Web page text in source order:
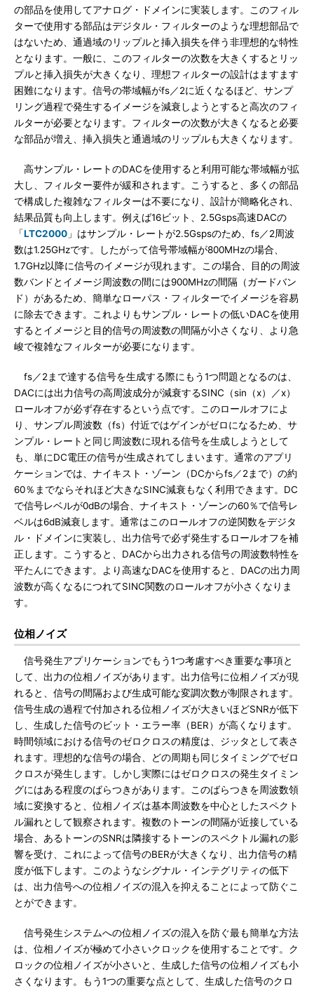
の部品を使用してアナログ・ドメインに実装します。このフィル
ターで使用する部品はデジタル・フィルターのような理想部品で
はないため、通過域のリップルと挿入損失を伴う非理想的な特性
となります。一般に、このフィルターの次数を大きくするとリッ
プルと挿入損失が大きくなり、理想フィルターの設計はますます
困難になります。信号の帯域幅がfs／2に近くなるほど、サンプ
リング過程で発生するイメージを減衰しようとすると高次のフィ
ルターが必要となります。フィルターの次数が大きくなると必要
な部品が増え、挿入損失と通過域のリップルも大きくなります。
高サンプル・レートのDACを使用すると利用可能な帯域幅が拡
大し、フィルター要件が緩和されます。こうすると、多くの部品
で構成した複雑なフィルターは不要になり、設計が簡略化され、
結果品質も向上します。例えば16ビット、2.5Gsps高速DACの
「LTC2000 」はサンプル・レートが2.5Gspsのため、fs／2周波
数は1.25GHzです。したがって信号帯域幅が800MHzの場合、
1.7GHz以降に信号のイメージが現れます。この場合、目的の周波
数バンドとイメージ周波数の間には900MHzの間隔（ガードバン
ド）があるため、簡単なローパス・フィルターでイメージを容易
に除去できます。これよりもサンプル・レートの低いDACを使用
するとイメージと目的信号の周波数の間隔が小さくなり、より急
峻で複雑なフィルターが必要になります。
fs／2まで達する信号を生成する際にもう1つ問題となるのは、
DACには出力信号の高周波成分が減衰するSINC（sin（x）／x）
ロールオフが必ず存在するという点です。このロールオフによ
り、サンプル周波数（fs）付近ではゲインがゼロになるため、サ
ンプル・レートと同じ周波数に現れる信号を生成しようとして
も、単にDC電圧の信号が生成されてしまいます。通常のアプリ
ケーションでは、ナイキスト・ゾーン（DCからfs／2まで）の約
60％までならそれほど大きなSINC減衰もなく利用できます。DC
で信号レベルが0dBの場合、ナイキスト・ゾーンの60％で信号レ
ベルは6dB減衰します。通常はこのロールオフの逆関数をデジタ
ル・ドメインに実装し、出力信号で必ず発生するロールオフを補
正します。こうすると、DACから出力される信号の周波数特性を
平たんにできます。より高速なDACを使用すると、DACの出力周
波数が高くなるにつれてSINC関数のロールオフが小さくなりま
す。
位相ノイズ
信号発生アプリケーションでもう1つ考慮すべき重要な事項と
して、出力の位相ノイズがあります。出力信号に位相ノイズが現
れると、信号の間隔および生成可能な変調次数が制限されます。
信号生成の過程で付加される位相ノイズが大きいほどSNRが低下
し、生成した信号のビット・エラー率（BER）が高くなります。
時間領域における信号のゼロクロスの精度は、ジッタとして表さ
れます。理想的な信号の場合、どの周期も同じタイミングでゼロ
クロスが発生します。しかし実際にはゼロクロスの発生タイミン
グにはある程度のばらつきがあります。このばらつきを周波数領
域に変換すると、位相ノイズは基本周波数を中心としたスペクト
ル漏れとして観察されます。複数のトーンの間隔が近接している
場合、あるトーンのSNRは隣接するトーンのスペクトル漏れの影
響を受け、これによって信号のBERが大きくなり、出力信号の精
度が低下します。このようなシグナル・インテグリティの低下
は、出力信号への位相ノイズの混入を抑えることによって防ぐこ
とができます。
信号発生システムへの位相ノイズの混入を防ぐ最も簡単な方法
は、位相ノイズが極めて小さいクロックを使用することです。ク
ロックの位相ノイズが小さいと、生成した信号の位相ノイズも小
さくなります。もう1つの重要な点として、生成した信号のクロ